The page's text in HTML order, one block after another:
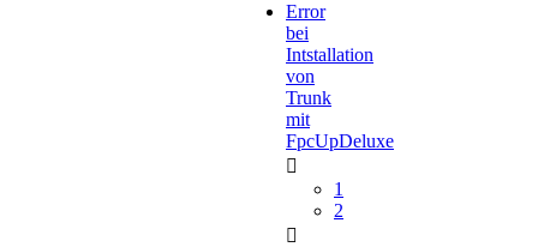
Error
bei
Intstallation
von
Trunk
mit
FpcUpDeluxe
1
2